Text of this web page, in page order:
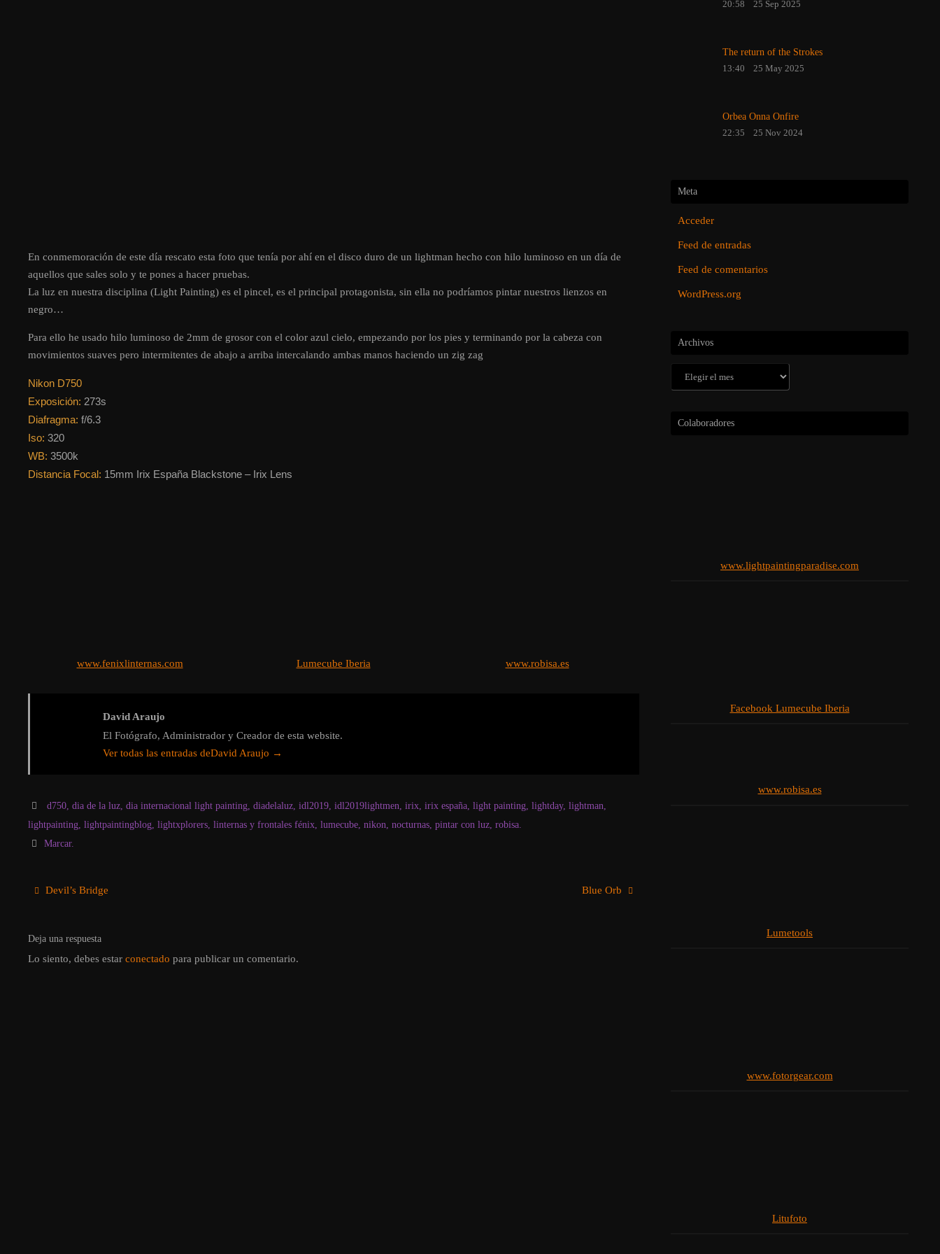
En conmemoración de este día rescato esta foto que tenía por ahí en el disco duro de un lightman hecho con hilo luminoso en un día de
aquellos que sales solo y te pones a hacer pruebas.
La luz en nuestra disciplina (Light Painting) es el pincel, es el principal protagonista, sin ella no podríamos pintar nuestros lienzos en
negro…
Para ello he usado hilo luminoso de 2mm de grosor con el color azul cielo, empezando por los pies y terminando por la cabeza con
movimientos suaves pero intermitentes de abajo a arriba intercalando ambas manos haciendo un zig zag
Nikon D750
Exposición: 273s
Diafragma: f/6.3
Iso: 320
WB: 3500k
Distancia Focal: 15mm Irix España Blackstone – Irix Lens
www.fenixlinternas.com Lumecube Iberia www.robisa.es
David Araujo
El Fotógrafo, Administrador y Creador de esta website.
Ver todas las entradas deDavid Araujo →
d750,dia de la luz,dia internacional light painting,diadelaluz,idl2019,idl2019lightmen,irix,irix españa,light painting,lightday,lightman,
lightpainting, lightpaintingblog, lightxplorers, linternas y frontales fénix, lumecube, nikon, nocturnas, pintar con luz, robisa.
Marcar.
Devil’s Bridge Blue Orb
Deja una respuesta
Lo siento, debes estar conectado para publicar un comentario.
20:58 25 Sep 2025
The return of the Strokes
13:40 25 May 2025
Orbea Onna Onfire
22:35 25 Nov 2024
Meta
Acceder
Feed de entradas
Feed de comentarios
WordPress.org
Archivos
Archivos
Colaboradores
www.lightpaintingparadise.com
Facebook Lumecube Iberia
www.robisa.es
Lumetools
www.fotorgear.com
Litufoto